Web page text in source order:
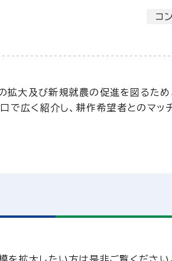
コ
大及び新規就農の促進を図るため
で広く紹介し、耕作希望者とのマッ